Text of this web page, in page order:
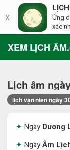
XEM LỊCH
Lịch âm
lịch vạn niên ngày
Ngày Dương
NgàyÂm
X
Ứng
xác